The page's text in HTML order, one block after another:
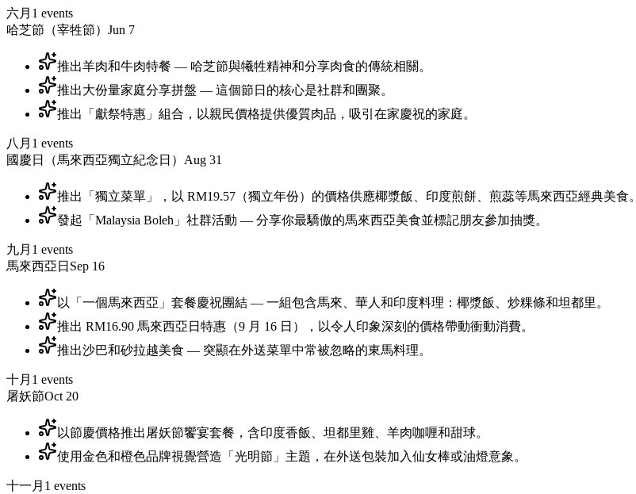
六月 1 events
哈芝節（宰牲節） Jun 7
推出羊肉和牛肉特餐 — 哈芝節與犧牲精神和分享肉食的傳統相關。
推出大份量家庭分享拼盤 — 這個節日的核心是社群和團聚。
推出「獻祭特惠」組合，以親民價格提供優質肉品，吸引在家慶祝的家庭。
八月 1 events
國慶日（馬來西亞獨立紀念日） Aug 31
推出「獨立菜單」，以 RM19.57（獨立年份）的價格供應椰漿飯、印度煎餅、煎蕊等馬來西亞經典美食。
發起「Malaysia Boleh」社群活動 — 分享你最驕傲的馬來西亞美食並標記朋友參加抽獎。
九月 1 events
馬來西亞日 Sep 16
以「一個馬來西亞」套餐慶祝團結 — 一組包含馬來、華人和印度料理：椰漿飯、炒粿條和坦都里。
推出 RM16.90 馬來西亞日特惠（9 月 16 日），以令人印象深刻的價格帶動衝動消費。
推出沙巴和砂拉越美食 — 突顯在外送菜單中常被忽略的東馬料理。
十月 1 events
屠妖節Oct 20
以節慶價格推出屠妖節饗宴套餐，含印度香飯、坦都里雞、羊肉咖喱和甜球。
使用金色和橙色品牌視覺營造「光明節」主題，在外送包裝加入仙女棒或油燈意象。
十一月 1 events